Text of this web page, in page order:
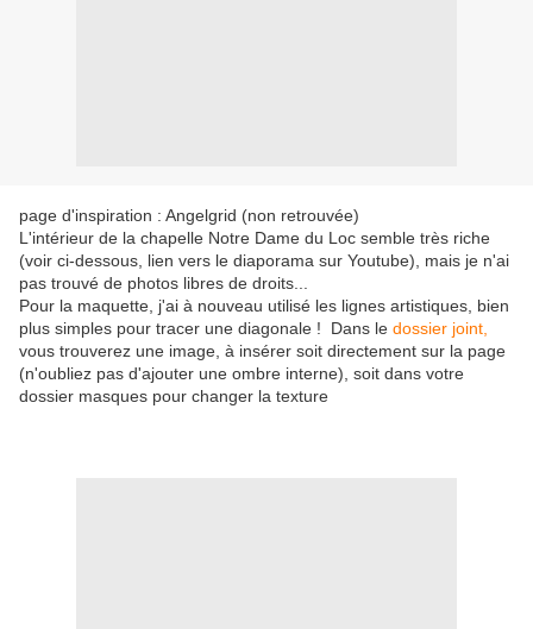
page d'inspiration : Angelgrid (non retrouvée)
L'intérieur de la chapelle Notre Dame du Loc semble très riche
(voir ci-dessous, lien vers le diaporama sur Youtube), mais je n'ai
pas trouvé de photos libres de droits...
Pour la maquette, j'ai à nouveau utilisé les lignes artistiques, bien
plus simples pour tracer une diagonale ! Dans le dossier joint,
vous trouverez une image, à insérer soit directement sur la page
(n'oubliez pas d'ajouter une ombre interne), soit dans votre
dossier masques pour changer la texture